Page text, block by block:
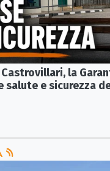
la
salute e sicurezza